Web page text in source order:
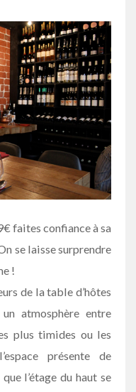
faites confiance à sa
se laisse surprendre
!
de la table d’hôtes
atmosphère entre
plus timides ou les
présente de
l’étage du haut se